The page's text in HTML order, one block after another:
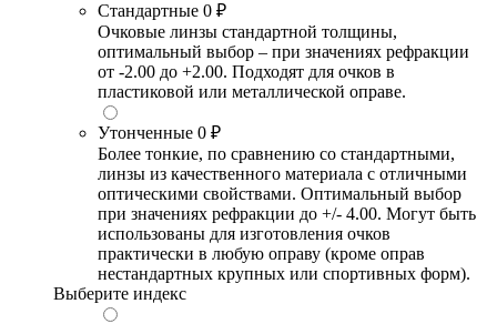
Стандартные 0 ₽
Очковые линзы стандартной толщины,
оптимальный выбор – при значениях рефракции
от -2.00 до +2.00. Подходят для очков в
пластиковой или металлической оправе.
Утонченные 0 ₽
Более тонкие, по сравнению со стандартными,
линзы из качественного материала с отличными
оптическими свойствами. Оптимальный выбор
при значениях рефракции до +/- 4.00. Могут быть
использованы для изготовления очков
практически в любую оправу (кроме оправ
нестандартных крупных или спортивных форм).
Выберите индекс